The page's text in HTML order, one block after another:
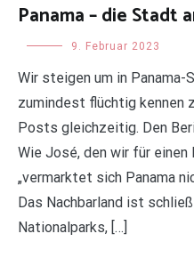
Panama – die Stadt
Uncategorized9. Februar 2023
Wir steigen um in
zumindest flüchtig kennen
Posts gleichzeitig. Den
Wie José, den wir für
„vermarktet sich Panama
Das Nachbarland ist
Nationalparks, […]